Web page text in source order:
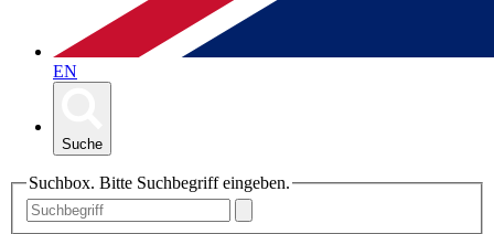
EN
Suche
Suchbox. Bitte Suchbegriff eingeben.